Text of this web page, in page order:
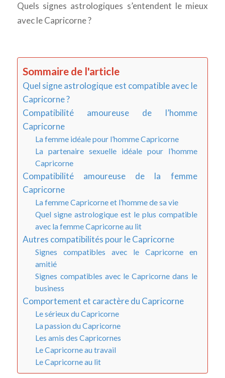
Quels signes astrologiques s’entendent le mieux
avec le Capricorne ?
Sommaire de l'article
Quel signe astrologique est compatible avec le
Capricorne ?
Compatibilité amoureuse de l’homme
Capricorne
La femme idéale pour l’homme Capricorne
La partenaire sexuelle idéale pour l’homme
Capricorne
Compatibilité amoureuse de la femme
Capricorne
La femme Capricorne et l’homme de sa vie
Quel signe astrologique est le plus compatible
avec la femme Capricorne au lit
Autres compatibilités pour le Capricorne
Signes compatibles avec le Capricorne en
amitié
Signes compatibles avec le Capricorne dans le
business
Comportement et caractère du Capricorne
Le sérieux du Capricorne
La passion du Capricorne
Les amis des Capricornes
Le Capricorne au travail
Le Capricorne au lit